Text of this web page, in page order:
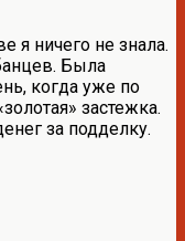
я ничего не знала.
Была
когда уже по
застежка.
за подделку.